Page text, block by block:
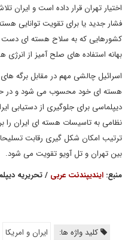
اختیار تهران قرار داده است و ایران
فشار جدید یا برای تقویت توانایی
کشورهایی که به سلاح هسته ای دست
بهانه استفاده های صلح آمیز از
اسرائیل چالشی مهم در مقابل برگه
هسته ای خود محسوب می شود و در
دیپلماسی برای جلوگیری از دستیابی
نظامی به تاسیسات هسته ای ایران را
ترتیب امکان شکل گیری رقابت
بین تهران و تل آویو تقویت می شود.
منبع: ایندیپندنت عربی / تحریریه
کلید واژه ها: ایران و امریکا